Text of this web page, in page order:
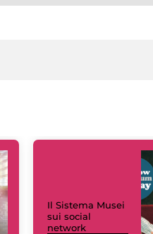
Il Sistema Musei
sui social
network